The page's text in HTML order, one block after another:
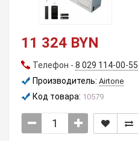
11 324 BYN
Телефон - 8 029 114-00-55
Производитель: Airtone
Код товара: 10579